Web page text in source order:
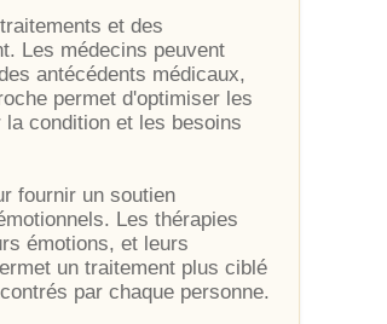
et des
Les médecins peuvent
antécédents médicaux,
permet d'optimiser les
condition et les besoins
fournir un soutien
Les thérapies
émotions, et leurs
un traitement plus ciblé
par chaque personne.